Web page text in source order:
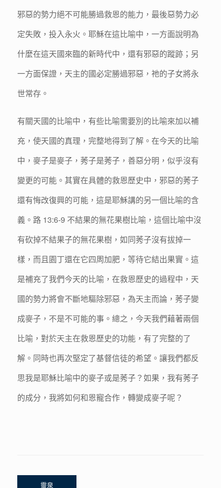
邪惡的勢力絕不可能勝過救恩的能力，最後惡勢力必
定失敗，投入永火。耶穌在這比喻中，一方面說明為
什麼在這天國來臨的新時代中，還有邪惡的蹤跡；另
一方面保證，天主的國必定勝過邪惡，祂的子女將永
世常存。
有關天國的比喻中，有些比喻需要別的比喻來加以補
充，使天國的真理，完整地得到了解。在今天的比喻
中，麥子是麥子，莠子是莠子，善惡分明，似乎沒有
變更的可能。其實在具體的救恩歷史中，邪惡的莠子
還有悔改復興的可能，這是耶穌講的另一個比喻的含
義。路 13:6-9 不結果的無花果樹比喻，這個比喻中沒
有砍掉不結果子的無花果樹，如同莠子沒有拔掉一
樣，而且園丁還在它四周加肥，等待它結出果實。這
是補充了我們今天的比喻，在救恩歷史的過程中，天
國的勢力將會不斷地驅除邪惡，為天主而論，莠子變
成麥子，不是不可能的事。總之，今天我們藉著兩個
比喻，對於天主在救恩歷史的功能，有了完整的了
解。同時也再次堅定了基督信徒的希望。讓我們都反
思我是耶穌比喻中的麥子或是莠子？如果，我有莠子
的成分，我將如何和恩寵合作，轉變成麥子呢？